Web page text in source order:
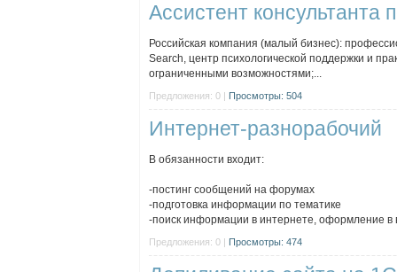
Ассистент консультанта
Российская компания (малый бизнес):
Search, центр психологической поддержки и
ограниченными возможностями;...
Предложения: 0 | Просмотры: 504
Интернет-разнорабочий
В обязанности входит:
-постинг сообщений на форумах
-подготовка информации по тематике
-поиск информации в интернете, оформление в
Предложения: 0 | Просмотры: 474